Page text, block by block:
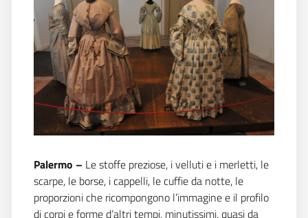
Palermo – Le stoffe preziose, i velluti e i merletti, le
scarpe, le borse, i cappelli, le cuffie da notte, le
proporzioni che ricompongono l’immagine e il profilo
di corpi e forme d’altri tempi, minutissimi, quasi da